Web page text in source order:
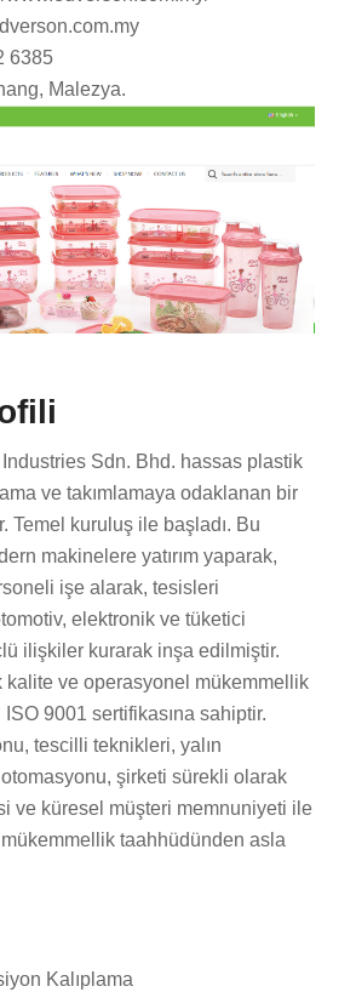
6385
Malezya.
Sdn. Bhd. hassas plastik
ve takımlamaya odaklanan bir
Temel kuruluş ile başladı. Bu
makinelere yatırım yaparak,
işe alarak, tesisleri
elektronik ve tüketici
ilişkiler kurarak inşa edilmiştir.
kalite ve operasyonel mükemmellik
9001 sertifikasına sahiptir.
tescilli teknikleri, yalın
şirketi sürekli olarak
ve küresel müşteri memnuniyeti ile
mükemmellik taahhüdünden asla
Kalıplama